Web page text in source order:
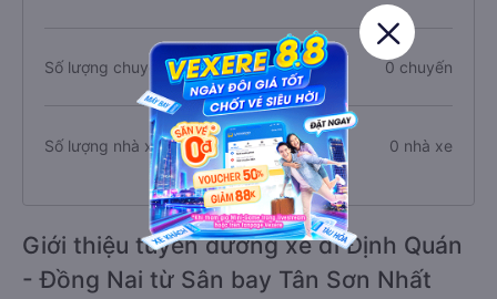
Số lượng chuyến xe 0 chuyến
Số lượng nhà xe 0 nhà xe
Giới thiệu tuyến đường xe đi Định Quán
- Đồng Nai từ Sân bay Tân Sơn Nhất